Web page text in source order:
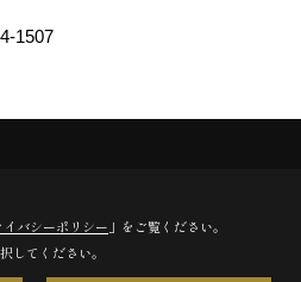
4-1507
社. All Rights Reserved.
イバシーポリシー 」をご覧ください。
してください。